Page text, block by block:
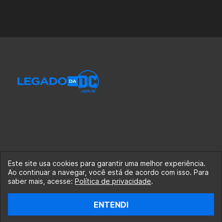
© 2020-2026 Legado da DC, uma empresa da Legado
Enterprises.
fabiolobo
Este site usa cookies para garantir uma melhor experiência.
Ao continuar a navegar, você está de acordo com isso. Para
saber mais, acesse: Política de privacidade.
ENTENDI